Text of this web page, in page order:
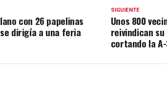
SIGUIENTE
Unos 800
reivindican
cortando la
con 26 papelinas
dirigía a una feria